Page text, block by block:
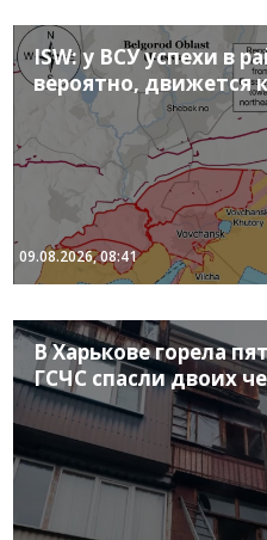
ISW: у ВСУ успехи в
вероятно, движется
09.08.2026, 08:41
В Харькове горела
ГСЧС спасли двоих